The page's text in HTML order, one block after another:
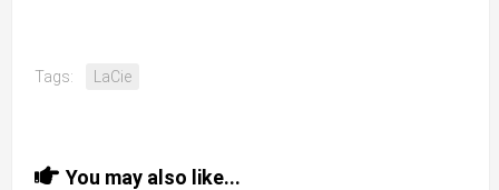
Tags: LaCie
You may also like...